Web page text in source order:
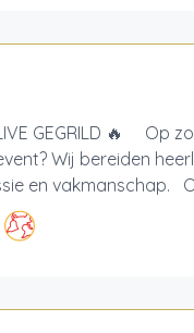
LIVE GEGRILD 🔥 Op
Wij bereiden
en vakmanschap.